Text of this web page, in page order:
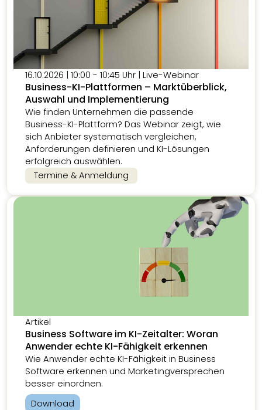
16.10.2026 | 10:00 - 10:45 Uhr | Live-Webinar
Business-KI-Plattformen – Marktüberblick,
Auswahl und Implementierung
Wie finden Unternehmen die passende
Business-KI-Plattform? Das Webinar zeigt, wie
sich Anbieter systematisch vergleichen,
Anforderungen definieren und KI-Lösungen
erfolgreich auswählen.
Termine & Anmeldung
Artikel
Business Software im KI-Zeitalter: Woran
Anwender echte KI-Fähigkeit erkennen
Wie Anwender echte KI-Fähigkeit in Business
Software erkennen und Marketingversprechen
besser einordnen.
Download